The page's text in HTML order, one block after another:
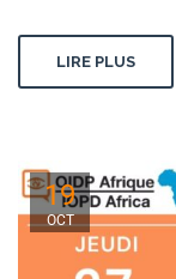
LIRE PLUS
19
OCT